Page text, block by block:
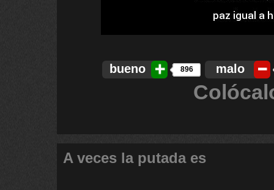
bueno 896 malo
A veces la putada es